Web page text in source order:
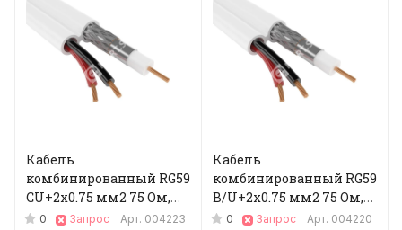
Кабель
комбинированный RG59
CU+2x0.75 мм2 75 Ом,
черный, 200 м 04-125
0 Запрос Арт. 004223
Кабель
комбинированный RG59
B/U+2x0.75 мм2 75 Ом,
Outdoor, 200 м 04-520
0 Запрос Арт. 004220